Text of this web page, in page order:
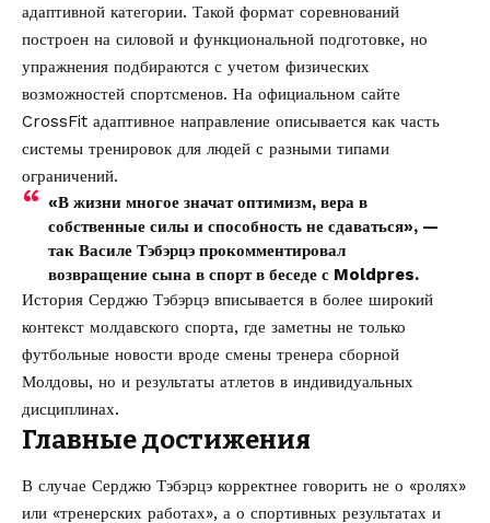
адаптивной категории. Такой формат соревнований
построен на силовой и функциональной подготовке, но
упражнения подбираются с учетом физических
возможностей спортсменов. На официальном сайте
CrossFit адаптивное направление описывается как часть
системы тренировок для людей с разными типами
ограничений.
«В жизни многое значат оптимизм, вера в
собственные силы и способность не сдаваться», —
так Василе Тэбэрцэ прокомментировал
возвращение сына в спорт в беседе с Moldpres.
История Серджю Тэбэрцэ вписывается в более широкий
контекст молдавского спорта, где заметны не только
футбольные новости вроде смены тренера сборной
Молдовы, но и результаты атлетов в индивидуальных
дисциплинах.
Главные достижения
В случае Серджю Тэбэрцэ корректнее говорить не о «ролях»
или «тренерских работах», а о спортивных результатах и